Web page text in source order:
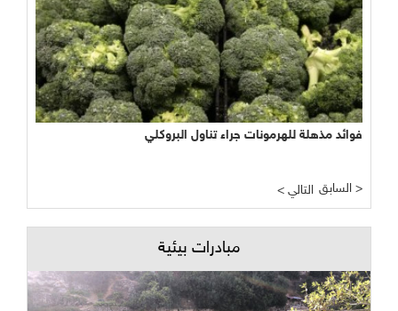
فوائد مذهلة للهرمونات جراء تناول البروكلي
< التالي السابق >
مبادرات بيئية